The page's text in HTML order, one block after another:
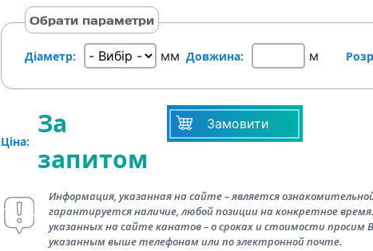
Обрати параметри
Діаметр: мм Довжина: м
Ціна:
За
запитом
Замовити
Информация, указанная на сайте – является
гарантируется наличие, любой позиции на конкретное
указанных на сайте канатов – о сроках и стоимости просим
указанным выше телефонам или по электронной почте.